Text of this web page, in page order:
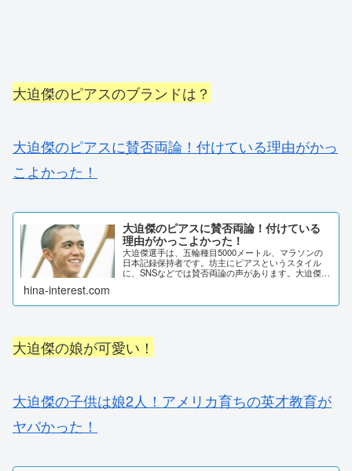
大迫傑のピアスのブランドは？
大迫傑のピアスに賛否両論！付けている理由がかっ
こよかった！
大迫傑のピアスに賛否両論！付けている
理由がかっこよかった！
大迫傑選手は、五輪種目5000メートル、マラソンの
日本記録保持者です。坊主にピアスというスタイル
に、SNSなどでは賛否両論の声があります。大迫傑選
hina-interest.com
大迫傑の娘が可愛い！
大迫傑の子供は娘2人！アメリカ育ちの英才教育が
ヤバかった！